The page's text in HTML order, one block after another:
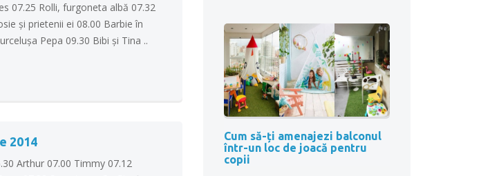
07.25 Rolli, furgoneta albă 07.32
şi prietenii ei 08.00 Barbie în
Pepa 09.30 Bibi şi Tina ..
2014
Arthur 07.00 Timmy 07.12
Cum să-ți amenajezi balconul
într-un loc de joacă pentru
copii